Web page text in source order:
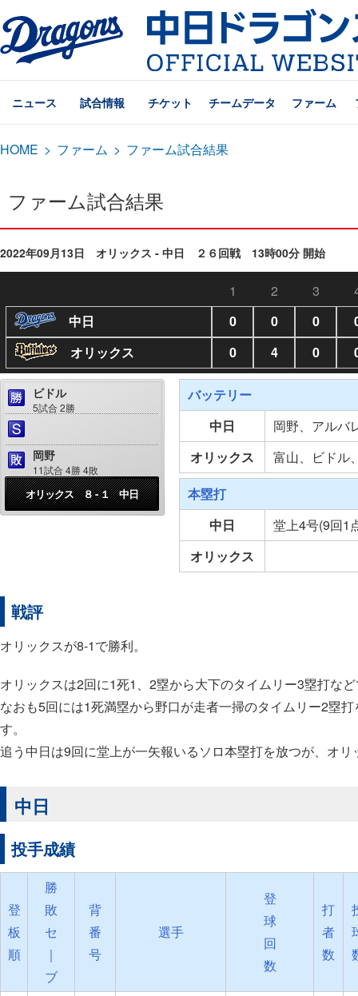
ニュース 試合情報 チケット チームデータ ファーム
HOME > ファーム > ファーム試合結果
ファーム試合結果
2022年09月13日 オリックス - 中日 ２６回戦 13時00分 開始
1 2 3
中日
0 0 0
オリックス
0 4 0
ビドル
5試合 2勝
岡野
11試合 4勝 4敗
オリックス ８ - １ 中日
バッテリー
中日
岡野、アルバ
オリックス
富山、ビドル
本塁打
中日
堂上4号(9回1
オリックス
戦評
オリックスが8-1で勝利。
オリックスは2回に1死1、2塁から大下のタイムリー3塁打な
なおも5回には1死満塁から野口が走者一掃のタイムリー2塁
す。
追う中日は9回に堂上が一矢報いるソロ本塁打を放つが、オ
中日
投手成績
登
板
順
勝
敗
セ
｜
ブ
背
番
号
選手
登
球
回
数
打
者
数